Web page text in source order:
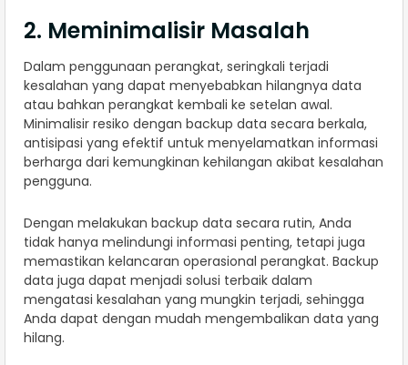
2. Meminimalisir Masalah
Dalam penggunaan perangkat, seringkali terjadi
kesalahan yang dapat menyebabkan hilangnya data
atau bahkan perangkat kembali ke setelan awal.
Minimalisir resiko dengan backup data secara berkala,
antisipasi yang efektif untuk menyelamatkan informasi
berharga dari kemungkinan kehilangan akibat kesalahan
pengguna.
Dengan melakukan backup data secara rutin, Anda
tidak hanya melindungi informasi penting, tetapi juga
memastikan kelancaran operasional perangkat. Backup
data juga dapat menjadi solusi terbaik dalam
mengatasi kesalahan yang mungkin terjadi, sehingga
Anda dapat dengan mudah mengembalikan data yang
hilang.